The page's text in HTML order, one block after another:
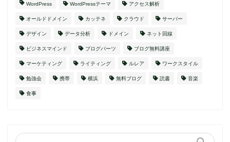
WordPress WordPressテーマ アクセス解析
オールドドメイン カッテネ クラウド サーバー
デザイン データ分析 ドメイン ネット回線
ビジネスマインド ブログパーツ ブログ無料講座
マーケティング ライティング ルレア ワークスタイル
勉強会 携帯 横浜 無料ブログ 読書 音楽
食事